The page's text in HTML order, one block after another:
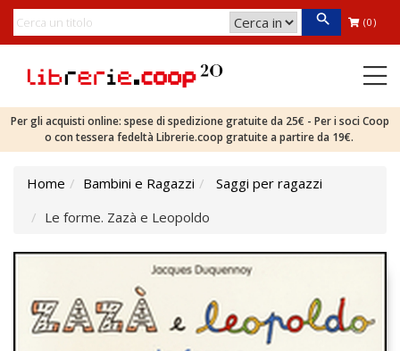
(0)
Per gli acquisti online: spese di spedizione gratuite da 25€ - Per i soci Coop
o con tessera fedeltà Librerie.coop gratuite a partire da 19€.
Home Bambini e Ragazzi
Saggi per ragazzi
Le forme. Zazà e Leopoldo